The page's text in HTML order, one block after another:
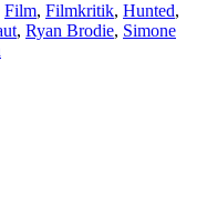
Film, Filmkritik, Hunted,
, Ryan Brodie, Simone